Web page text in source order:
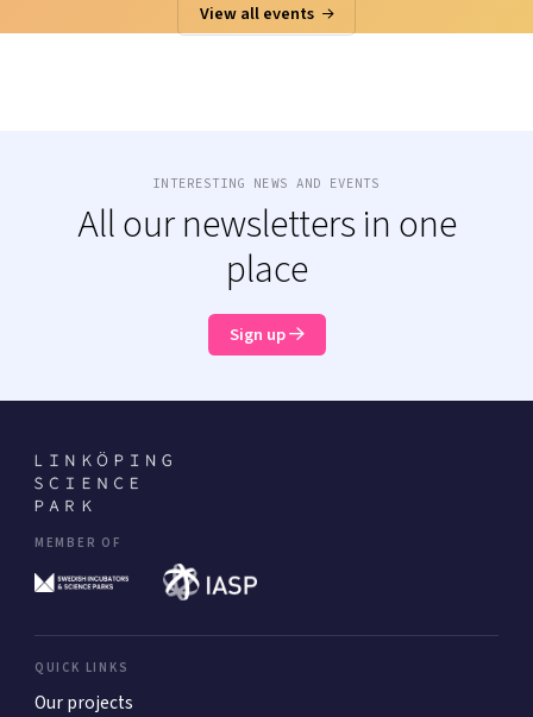
View all events
INTERESTING NEWS AND EVENTS
All our newsletters in one
place
Sign up
MEMBER OF
QUICK LINKS
Our projects